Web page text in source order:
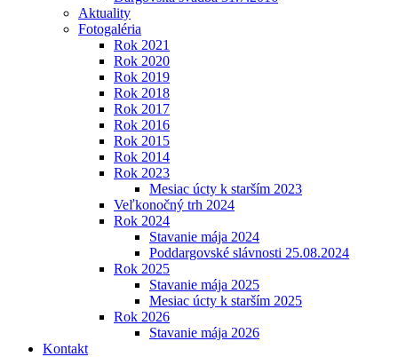
Aktuality
Fotogaléria
Rok 2021
Rok 2020
Rok 2019
Rok 2018
Rok 2017
Rok 2016
Rok 2015
Rok 2014
Rok 2023
Mesiac úcty k starším 2023
Veľkonočný trh 2024
Rok 2024
Stavanie mája 2024
Poddargovské slávnosti 25.08.2024
Rok 2025
Stavanie mája 2025
Mesiac úcty k starším 2025
Rok 2026
Stavanie mája 2026
Kontakt